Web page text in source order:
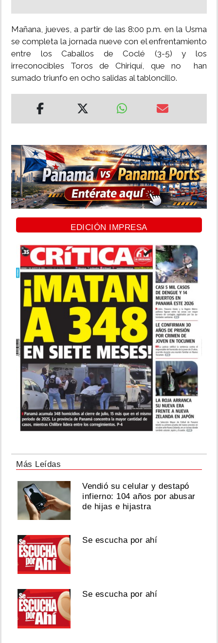
Mañana, jueves, a partir de las 8:00 p.m. en la Usma
se completa la jornada nueve con el enfrentamiento
entre los Caballos de Coclé (3-5) y los
irreconocibles Toros de Chiriquí, que no han
sumado triunfo en ocho salidas al tabloncillo.
EDICIÓN IMPRESA
Más Leídas
Vendió su celular y destapó
infierno: 104 años por abusar
de hijas e hijastra
Se escucha por ahí
Se escucha por ahí